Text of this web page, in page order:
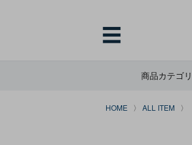
☰
商品カテゴリ
HOME ALL ITEM